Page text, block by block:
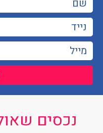
נכסים